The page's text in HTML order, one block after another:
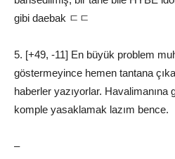
gibi daebak ㄷㄷ
5. [+49, -11] En büyük problem
göstermeyince hemen tantana
haberler yazıyorlar. Havalimanına
komple yasaklamak lazım bence.
–